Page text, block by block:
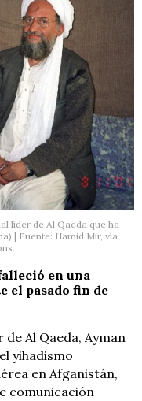
líder de Al Qaeda que ha
| Fuente: Hamid Mir, vía
en una
el pasado fin de
Al Qaeda, Ayman
yihadismo
en Afganistán,
comunicación